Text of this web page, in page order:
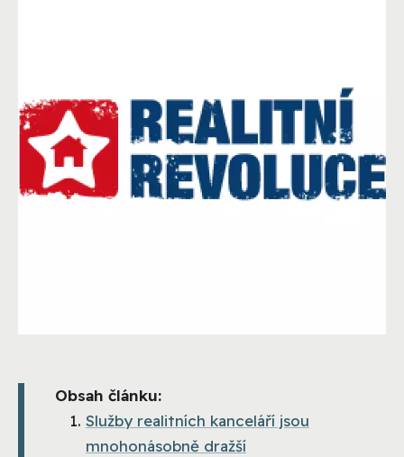
Obsah článku:
Služby realitních kanceláří jsou
mnohonásobně dražší